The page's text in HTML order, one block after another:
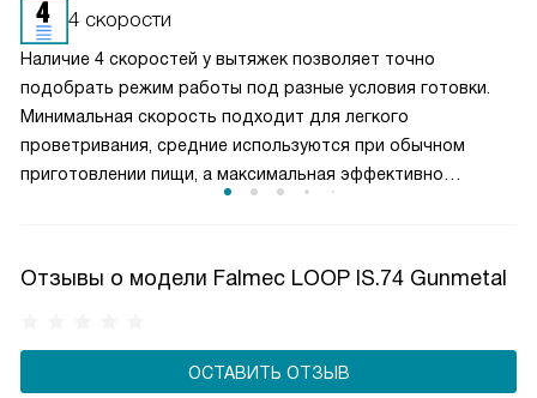
очищается более качественно. Угольные фильтры
необходимо часто заменять — примерно раз в три-
четыре месяца.
4 скорости
Наличие 4 скоростей у вытяжек позволяет точно
подобрать режим работы под разные условия готовки.
Минимальная скорость подходит для легкого
проветривания, средние используются при обычном
приготовлении пищи, а максимальная эффективно
может гибко управлять мощностью вытяжки, снижая
сохраняя комфортную атмосферу на кухне.
Отзывы о модели Falmec LOOP IS.74 Gunmetal
ОСТАВИТЬ ОТЗЫВ